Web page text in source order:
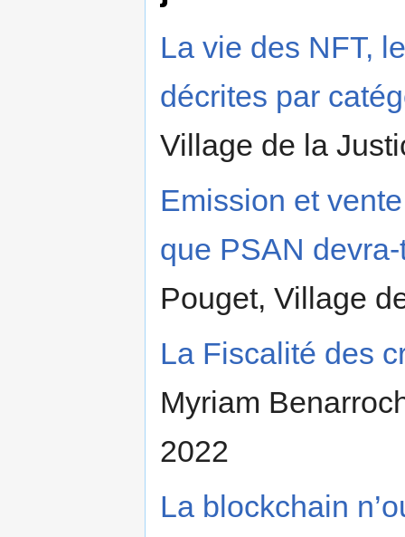
La vie des NFT,
décrites par
Village de la
Emission et
que PSAN
Pouget, Village
La Fiscalité des
Myriam
2022
La blockchain